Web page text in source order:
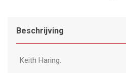
Beschrijving
Keith Haring.